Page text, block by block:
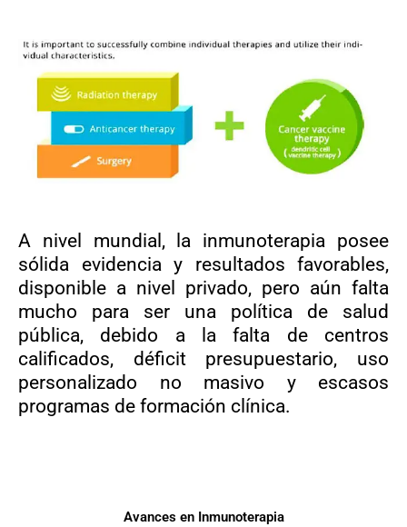
A nivel mundial, la inmunoterapia posee
sólida evidencia y resultados favorables,
disponible a nivel privado, pero aún falta
mucho para ser una política de salud
pública, debido a la falta de centros
calificados, déficit presupuestario, uso
personalizado no masivo y escasos
programas de formación clínica.
Avances en Inmunoterapia